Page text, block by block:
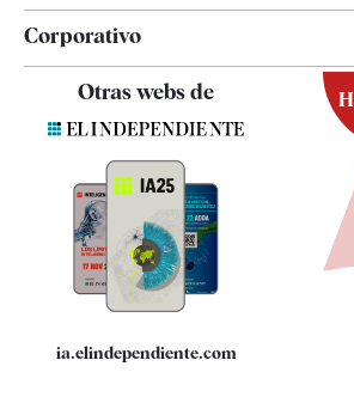
Corporativo
Contacto
Quiénes somos
Especificaciones
Otras webs de
ia.elindependiente.com